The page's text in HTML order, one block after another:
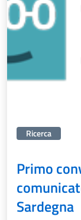
Categorie
Ricerca
Primo
Sardegna